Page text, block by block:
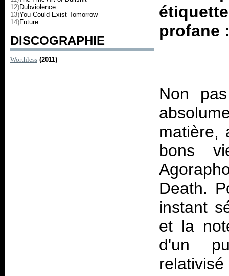
12)Dubviolence
13)You Could Exist Tomorrow
14)Future
DISCOGRAPHIE
Worthless (2011)
profane
Non
matière,
bons
Death.
instant
et la
d'un